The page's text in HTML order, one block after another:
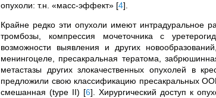
опухоли: т.н. «масс-эффект» [4]
Крайне редко эти опухоли имеют интрадуральное
тромбозы, компрессия мочеточника с
возможности выявления и других
менингоцеле, пресакральная тератома,
метастазы других злокачественных опухолей в
предложили свою классификацию пресакральных
смешанная (type II) [6] . Хирургический доступ к